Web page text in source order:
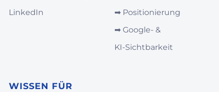
LinkedIn
WISSEN FÜR
➡︎ Positionierung
➡︎ Google‑ &
KI‑Sichtbarkeit